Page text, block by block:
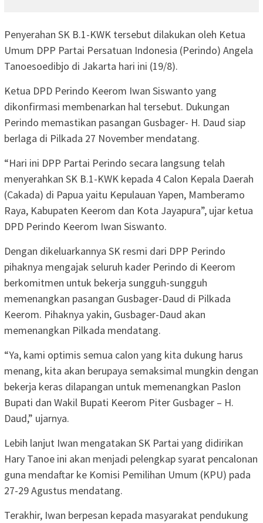
Penyerahan SK B.1-KWK tersebut dilakukan oleh Ketua
Umum DPP Partai Persatuan Indonesia (Perindo) Angela
Tanoesoedibjo di Jakarta hari ini (19/8).
Ketua DPD Perindo Keerom Iwan Siswanto yang
dikonfirmasi membenarkan hal tersebut. Dukungan
Perindo memastikan pasangan Gusbager- H. Daud siap
berlaga di Pilkada 27 November mendatang.
“Hari ini DPP Partai Perindo secara langsung telah
menyerahkan SK B.1-KWK kepada 4 Calon Kepala Daerah
(Cakada) di Papua yaitu Kepulauan Yapen, Mamberamo
Raya, Kabupaten Keerom dan Kota Jayapura”, ujar ketua
DPD Perindo Keerom Iwan Siswanto.
Dengan dikeluarkannya SK resmi dari DPP Perindo
pihaknya mengajak seluruh kader Perindo di Keerom
berkomitmen untuk bekerja sungguh-sungguh
memenangkan pasangan Gusbager-Daud di Pilkada
Keerom. Pihaknya yakin, Gusbager-Daud akan
memenangkan Pilkada mendatang.
“Ya, kami optimis semua calon yang kita dukung harus
menang, kita akan berupaya semaksimal mungkin dengan
bekerja keras dilapangan untuk memenangkan Paslon
Bupati dan Wakil Bupati Keerom Piter Gusbager – H.
Daud,” ujarnya.
Lebih lanjut Iwan mengatakan SK Partai yang didirikan
Hary Tanoe ini akan menjadi pelengkap syarat pencalonan
guna mendaftar ke Komisi Pemilihan Umum (KPU) pada
27-29 Agustus mendatang.
Terakhir, Iwan berpesan kepada masyarakat pendukung